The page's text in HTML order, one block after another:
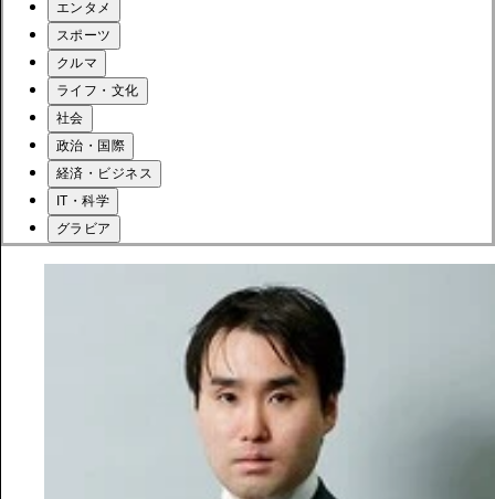
エンタメ
スポーツ
クルマ
ライフ・文化
社会
政治・国際
経済・ビジネス
IT・科学
グラビア